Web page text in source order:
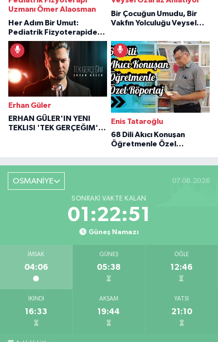
Uzmanı Ömer Alaosman
Her Adım Bir Umut:
Pediatrik Fizyoterapiden
İlham Veren Hikâyeler
Bir Çocuğun Umudu, Bir
Vakfın Yolculuğu Veysel
Erhan Güler
ERHAN GÜLER'IN YENI
TEKLISI 'TEK GERÇEĞIM'LE
Enis Tataroğlu
68 Dili Akıcı Konuşan
Öğretmenle Özel
OSMANİYE 07.08.2026
SONRAKI VAKTE KALAN
01:22:50
Güneş Namazı
İMSAK
04:06
GÜNEŞ
05:38
ÖĞLE
12:46
İKINDI
16:33
AKŞAM
19:44
YATSI
21:10